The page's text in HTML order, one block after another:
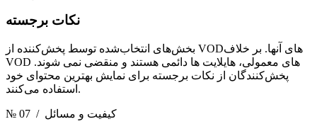
نکات برجسته
بخش‌های انتخاب‌شده توسط پخش‌کننده از VOD‌های آنها. بر خلاف
VOD های معمولی، هایلایت ها دائمی هستند و منقضی نمی شوند.
پخش‌کنندگان از نکات برجسته برای نمایش بهترین محتوای خود
استفاده می‌کنند.
№ 07 / کیفیت و مسائل